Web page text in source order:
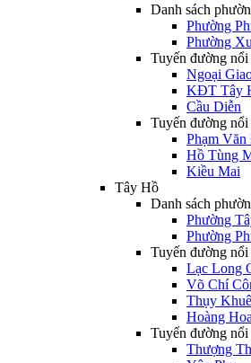
Danh sách
Phường
Phường
Tuyến đường nổi
Ngoại
KĐT Tây
Cầu Diễn
Tuyến đường nổi
Phạm
Hồ Tùng
Kiều Mai
Tây Hồ
Danh sách
Phường
Phường
Tuyến đường nổi
Lạc Long
Võ Chí
Thụy Khuê
Hoàng
Tuyến đường nổi
Thượng